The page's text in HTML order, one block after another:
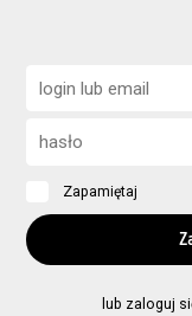
Zapamiętaj
lub zaloguj